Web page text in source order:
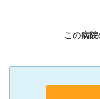
この病院